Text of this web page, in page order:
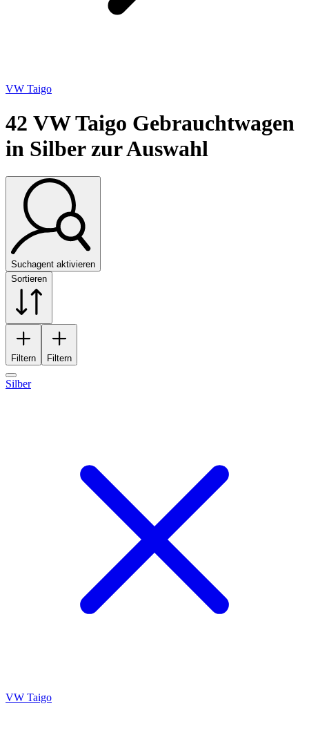
VW Taigo
42 VW Taigo Gebrauchtwagen
in Silber zur Auswahl
Suchagent aktivieren
Sortieren
Filtern Filtern
Silber
VW Taigo